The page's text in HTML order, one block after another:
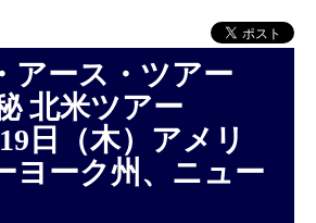
アース・ツアー
北米ツアー
日（木）アメリ
ヨーク州、ニュー